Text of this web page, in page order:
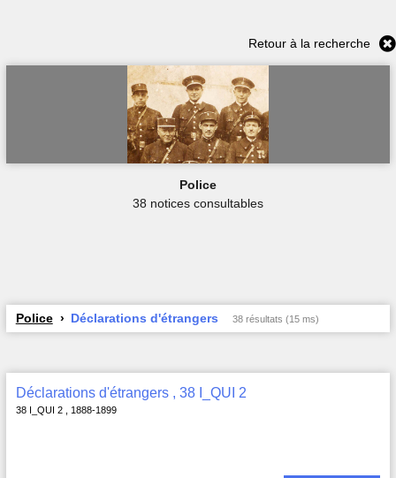
Retour à la recherche
Police
38 notices consultables
Police Déclarations d'étrangers 38 résultats (15 ms)
Déclarations d'étrangers , 38 I_QUI 2
38 I_QUI 2 , 1888-1899